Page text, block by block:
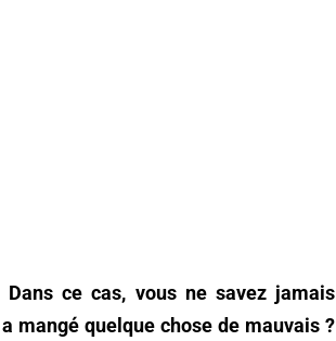
ce cas, vous ne savez jamais
mangé quelque chose de mauvais ?